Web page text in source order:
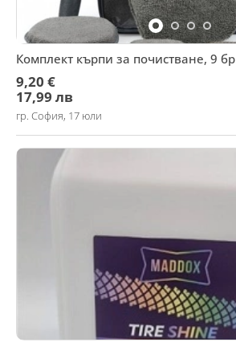
Комплект кърпи за почистване, 9 бр
9,20 €
17,99 лв
гр. София, 17 юли